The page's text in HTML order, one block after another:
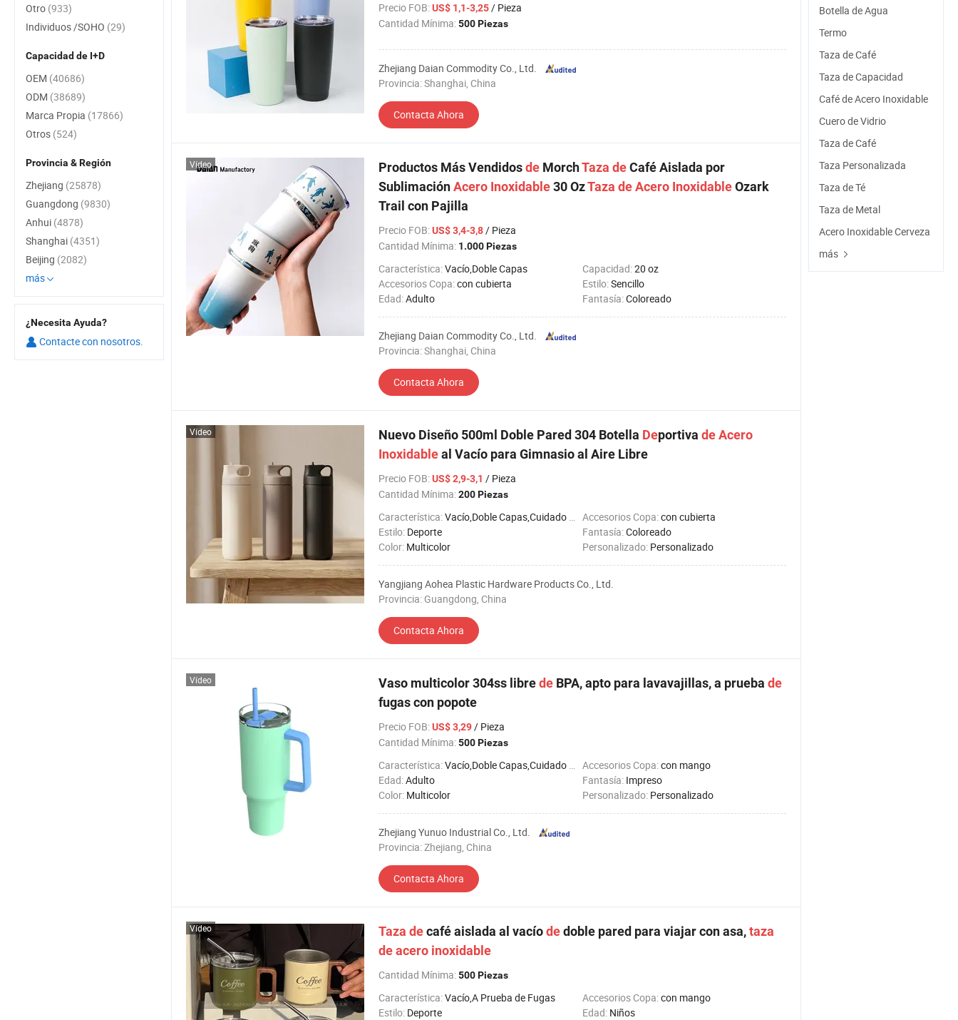
Precio FOB:US$ 1,1-3,25/ Pieza
Cantidad Mínima:500 Piezas
Zhejiang Daian Commodity Co., Ltd.
Provincia: Shanghai, China
Contacta Ahora
Productos Más Vendidosde MorchTaza deCafé Aislada por
SublimaciónAcero Inoxidable30 OzTaza deAcero InoxidableOzark
Trail con Pajilla
Precio FOB:US$ 3,4-3,8/ Pieza
Cantidad Mínima: 1.000 Piezas
Característica:Vacío,Doble Capas Capacidad:20 oz
Accesorios Copa:con cubierta Estilo:Sencillo
Edad:Adulto Fantasía:Coloreado
Zhejiang Daian Commodity Co., Ltd.
Provincia: Shanghai, China
Contacta Ahora
Vídeo
Nuevo Diseño 500ml Doble Pared 304 Botella Deportiva deAcero
Inoxidableal Vacío para Gimnasio al Aire Libre
Precio FOB:US$ 2,9-3,1 / Pieza
Cantidad Mínima:200 Piezas
Característica:Vacío,Doble Capas,Cuidado de Salud,A Prueba de Fugas Accesorios Copa:con cubierta
Estilo: Deporte Fantasía:Coloreado
Color: Multicolor Personalizado: Personalizado
Yangjiang Aohea Plastic Hardware Products Co., Ltd.
Provincia: Guangdong, China
Contacta Ahora
Vídeo
Vaso multicolor 304ss librede BPA, apto para lavavajillas, a prueba de
fugas con popote
Precio FOB:US$ 3,29/ Pieza
Cantidad Mínima:500 Piezas
Característica:Vacío,Doble Capas,Cuidado de Salud,A Prueba de Fugas Accesorios Copa:con mango
Edad:Adulto Fantasía: Impreso
Color: Multicolor Personalizado: Personalizado
Zhejiang Yunuo Industrial Co., Ltd.
Provincia: Zhejiang, China
Contacta Ahora
Vídeo
Taza decafé aislada al vacíodedoble pared para viajar con asa,taza
deacero inoxidable
Cantidad Mínima:500 Piezas
Característica:Vacío,A Prueba de Fugas Accesorios Copa:con mango
Estilo: Deporte Edad: Niños
Vídeo
Botella de Agua
Termo
Taza de Café
Taza de Capacidad
Café de Acero Inoxidable
Cuero de Vidrio
Taza de Café
Taza Personalizada
Taza de Té
Taza de Metal
Acero Inoxidable Cerveza
más
Otro (933)
Individuos /SOHO (29)
Capacidad de I+D
OEM (40686)
ODM (38689)
Marca Propia (17866)
Otros (524)
Provincia & Región
Zhejiang (25878)
Guangdong (9830)
Anhui (4878)
Shanghai (4351)
Beijing (2082)
más
¿Necesita Ayuda?
Contacte con nosotros.